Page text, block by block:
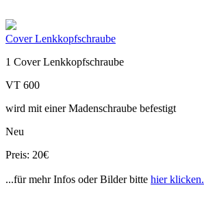
Cover Lenkkopfschraube
1 Cover Lenkkopfschraube
VT 600
wird mit einer Madenschraube befestigt
Neu
Preis: 20€
...für mehr Infos oder Bilder bitte hier klicken.